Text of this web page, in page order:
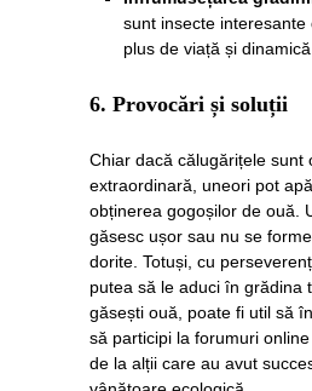
sunt insecte interesante
plus de viață și
6. Provocări și soluții
Chiar dacă călugărițele sunt
extraordinară, uneori pot
obținerea gogoșilor de ouă.
găsesc ușor sau nu se
dorite. Totuși, cu
putea să le aduci în grădina
găsești ouă, poate fi util să
să participi la forumuri
de la alții care au avut